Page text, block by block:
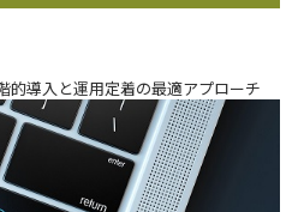
的導入と運用定着の最適アプローチ